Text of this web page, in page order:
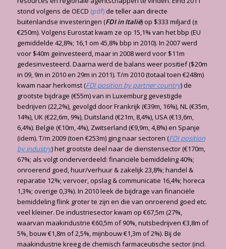
stond volgens de OECD (pdf)de teller aan directe
buitenlandse investeringen (FDI in Italië) op $333 miljard (±
€250m). Volgens Eurostat kwam ze op 15,1% van het bbp (EU
gemiddelde 42,8%; 16,1 om 45,8% bbp in 2010). In 2007 werd
voor $40m geïnvesteerd, maar in 2008 werd voor $11m
gedesinvesteerd. Daarna werd de balans weer positief ($20m
in 09, 9m in 2010 en 29m in 2011). T/m 2010 (totaal toen €248m)
kwam naar herkomst (FDI position by partner country) de
grootste bijdrage (€55m) van in Luxemburg gevestigde
bedrijven (22,2%), gevolgd door Frankrijk (€39m, 16%), NL (€35m,
14%), UK (€22,6m, 9%), Duitsland (€21m, 8,4%), USA (€13,6m,
6,4%). België (€10m, 4%), Zwitserland (€9,9m, 4,8%) en Spanje
(idem). T/m 2009 (toen €253m) ging naar sectoren (FDI position
by industry) het grootste deel naar de dienstensector (€170m,
67%; als volgt onderverdeeld: financiële bemiddeling 40%;
onroerend goed, huur/verhuur & zakelijk 23,8%; handel &
reparatie 12%; vervoer, opslag & communicatie 16,4%; horeca
1,3%; overige 0,3%). In 2010 leek de bijdrage van financiële
bemiddeling flink groter te zijn en die van onroerend goed etc.
veel kleiner. De industriesector kwam op €67,5m (27%,
waarvan maakindustrie €60,5m of 90%, nutsbedrijven €3,8m of
5%, bouw €1,8m of 2,5%, mijnbouw €1,3m of 2%). Bij de
maakindustrie kreeg de chemisch farmaceutische sector (incl.